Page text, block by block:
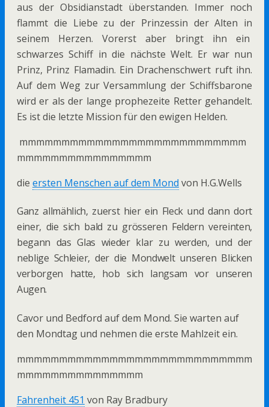
aus der Obsidianstadt überstanden. Immer noch
flammt die Liebe zu der Prinzessin der Alten in
seinem Herzen. Vorerst aber bringt ihn ein
schwarzes Schiff in die nächste Welt. Er war nun
Prinz, Prinz Flamadin. Ein Drachenschwert ruft ihn.
Auf dem Weg zur Versammlung der Schiffsbarone
wird er als der lange prophezeite Retter gehandelt.
Es ist die letzte Mission für den ewigen Helden.
mmmmmmmmmmmmmmmmmmmmmmmmmmm
mmmmmmmmmmmmmmmm
die ersten Menschen auf dem Mond von H.G.Wells
Ganz allmählich, zuerst hier ein Fleck und dann dort
einer, die sich bald zu grösseren Feldern vereinten,
begann das Glas wieder klar zu werden, und der
neblige Schleier, der die Mondwelt unseren Blicken
verborgen hatte, hob sich langsam vor unseren
Augen.
Cavor und Bedford auf dem Mond. Sie warten auf
den Mondtag und nehmen die erste Mahlzeit ein.
mmmmmmmmmmmmmmmmmmmmmmmmmmmm
mmmmmmmmmmmmmmm
Fahrenheit 451 von Ray Bradbury